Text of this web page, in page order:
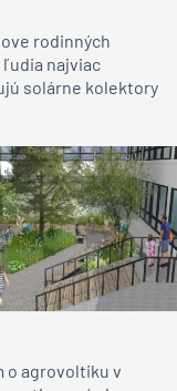
rodinných
ľudia najviac
solárne kolektory
o agrovoltiku v